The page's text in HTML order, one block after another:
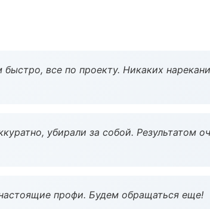
все по проекту. Никаких
убирали за собой. Результатом
профи. Будем обращаться еще!